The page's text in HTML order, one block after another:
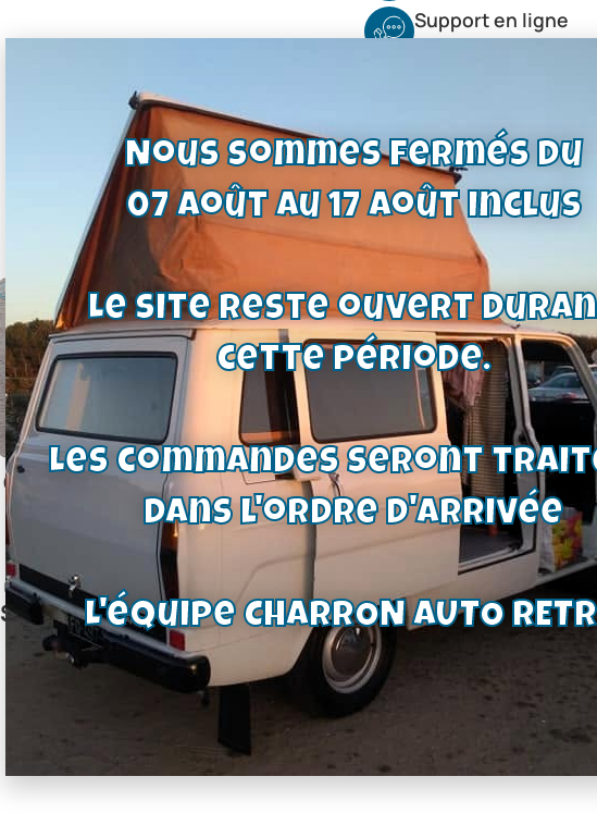
Support en ligne
Caoutchouc de
pédale frein et
embrayage |
Cortina 09/62-
06/70, Corsair |
Stock d’époque
– Ref : 68BB-
2454-AA
Voir le produit
Nous sommes fermés du
07 août au 17 août inclus
Le site reste ouvert
cette période.
Les commandes seront
dans l'ordre d'arrivée
L'équipe CHARRON AUTO